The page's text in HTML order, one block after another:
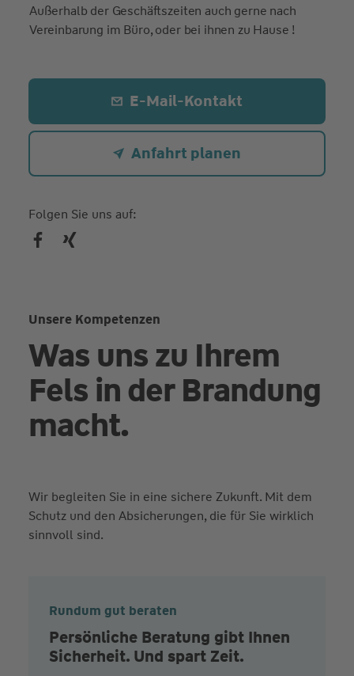
Außerhalb der Geschäftszeiten auch gerne nach
Vereinbarung im Büro, oder bei ihnen zu Hause !
E-Mail-Kontakt
Anfahrt planen
Folgen Sie uns auf:
Unsere Kompetenzen
Was uns zu Ihrem
Fels in der Brandung
macht.
Wir begleiten Sie in eine sichere Zukunft. Mit dem
Schutz und den Absicherungen, die für Sie wirklich
sinnvoll sind.
Rundum gut beraten
Persönliche Beratung gibt Ihnen
Sicherheit. Und spart Zeit.